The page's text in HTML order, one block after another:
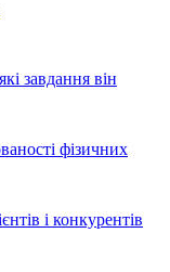
завдання він
фізичних
і конкурентів